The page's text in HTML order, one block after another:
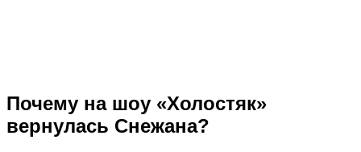
Почему на шоу «Холостяк»
вернулась Снежана?